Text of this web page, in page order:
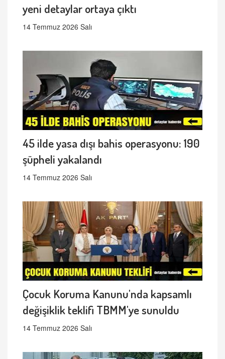
yeni detaylar ortaya çıktı
14 Temmuz 2026 Salı
45 ilde yasa dışı bahis operasyonu: 190
şüpheli yakalandı
14 Temmuz 2026 Salı
Çocuk Koruma Kanunu'nda kapsamlı
değişiklik teklifi TBMM'ye sunuldu
14 Temmuz 2026 Salı